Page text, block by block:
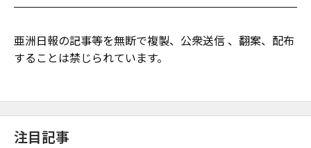
亜洲日報の記事等を無断で複製、公衆送信 、翻案、配布
することは禁じられています。
注目記事